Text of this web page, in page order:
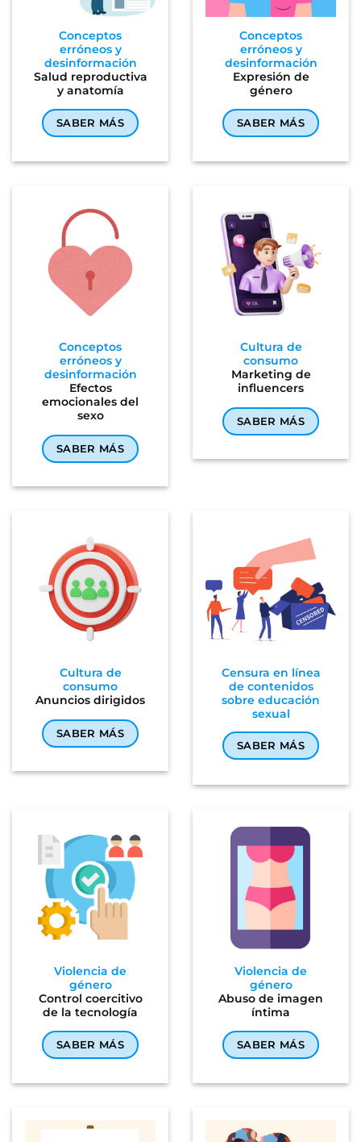
Conceptos
erróneos y
desinformación
Salud reproductiva
y anatomía
SABER MÁS
Conceptos
erróneos y
desinformación
Expresión de
género
SABER MÁS
Conceptos
erróneos y
desinformación
Efectos
emocionales del
sexo
SABER MÁS
Cultura de
consumo
Marketing de
influencers
SABER MÁS
Cultura de
consumo
Anuncios dirigidos
SABER MÁS
Censura en línea
de contenidos
sobre educación
sexual
SABER MÁS
Violencia de
género
Control coercitivo
de la tecnología
SABER MÁS
Violencia de
género
Abuso de imagen
íntima
SABER MÁS